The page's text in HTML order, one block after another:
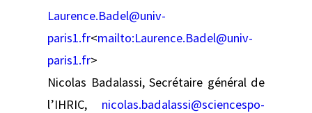
Laurence.Badel@univ-
paris1.fr<mailto:Laurence.Badel@univ-
paris1.fr>
Nicolas Badalassi, Secrétaire général de
l’IHRIC, nicolas.badalassi@sciencespo-